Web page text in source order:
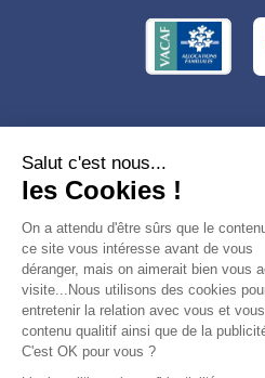
Conformément à la réglementation
personnelles, vous disposez d'un
d'effacement, du droit à la limitation
concernant. Vous pouvez consulter
Préférences des
© 2026,
Salut c'est nous...
les Cookies !
On a attendu d'être sûrs que le
ce site vous intéresse avant de vous
déranger, mais on aimerait bien vous
visite...Nous utilisons des cookies
entretenir la relation avec vous et
contenu qualitif ainsi que de la
C'est OK pour vous ?